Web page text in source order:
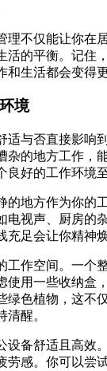
理不仅能让你在
活的平衡。记住
和生活都会变得
境
适与否直接影响
杂的地方工作，
良好的工作环境
的地方作为你的
电视声、厨房的
充足会让你精神
工作空间。一个
使用一些收纳盒
绿色植物，这不
清醒。
设备舒适且高效
劳感。你可以尝